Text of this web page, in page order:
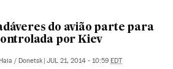
do avião parte para
por Kiev
/ Donetsk | JUL 21, 2014 - 10:59 EDT